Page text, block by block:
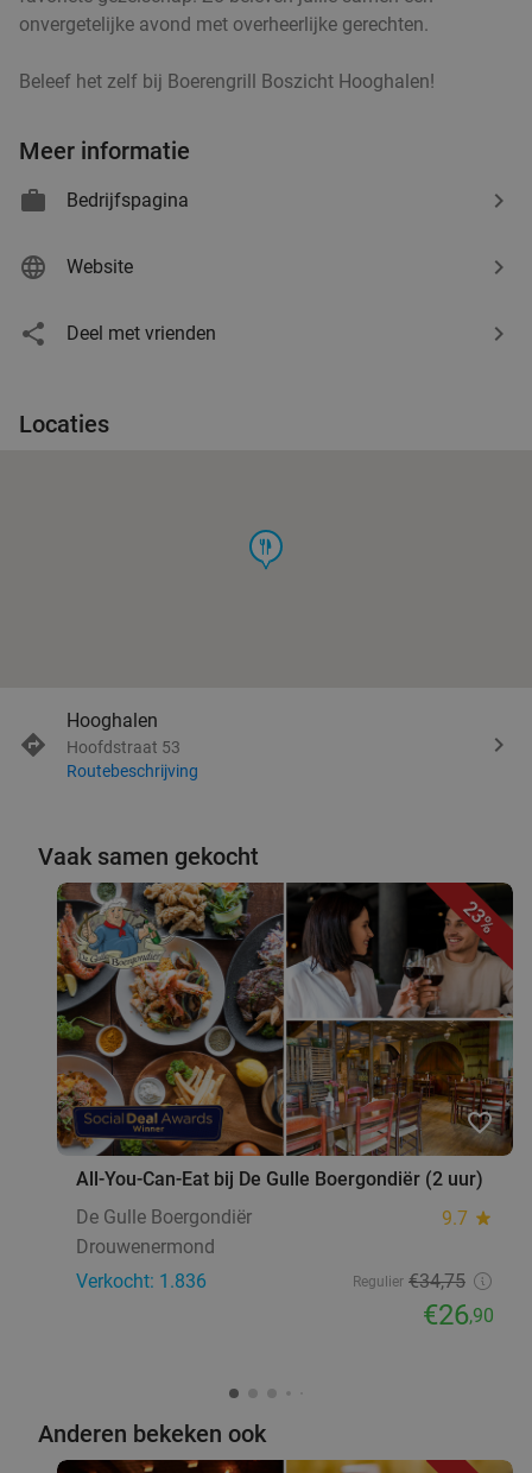
onvergetelijke avond met overheerlijke gerechten.
Beleef het zelf bij Boerengrill Boszicht Hooghalen!
Meer informatie
Bedrijfspagina
Website
Deel met vrienden
Locaties
food
Hooghalen
Hoofdstraat 53
Routebeschrijving
Vaak samen gekocht
23%
favorite_border
All-You-Can-Eat bij De Gulle Boergondiër (2 uur)
De Gulle Boergondiër
9.7 star
Drouwenermond
Verkocht: 1.836
Regulier €34,75
€26,90
Anderen bekeken ook